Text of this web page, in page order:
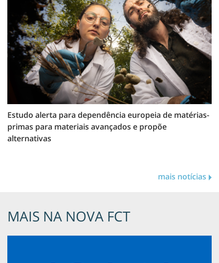
Estudo alerta para dependência europeia de matérias-
primas para materiais avançados e propõe
alternativas
mais notícias
MAIS NA NOVA FCT